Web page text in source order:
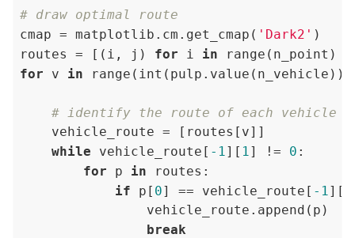
# draw optimal route
cmap = matplotlib.cm.get_cmap( 'Dark2' )
routes = [(i, j) for i in range(n_point)
for v in
# identify the route of each vehicle
    vehicle_route = [routes[v]]
while vehicle_route[ -1 ][ 1 ] != 0 :
for p in routes:
if p[ 0] == vehicle_route[ -1 ][
                vehicle_route.append(p)
break